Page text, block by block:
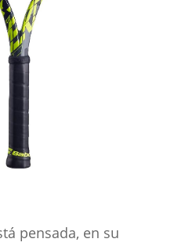
pensada, en su